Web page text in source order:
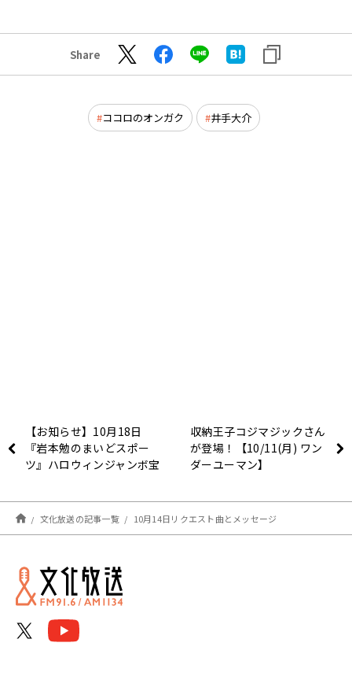
Share
ココロのオンガク 井手大介
【お知らせ】10月18日
『岩本勉のまいどスポー
ツ』ハロウィンジャンボ宝
ント！
収納王子コジマジックさん
が登場！【10/11(月) ワン
ダーユーマン】
文化放送の記事一覧 10月14日リクエスト曲とメッセージ